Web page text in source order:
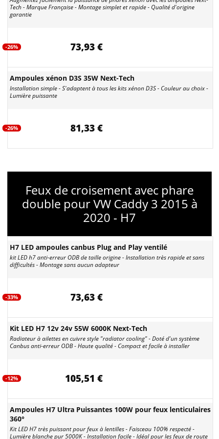
Tech - Marque Française - Montage simplet et rapide - Qualité d'origine
garantie
-26% 73,93 €
Ampoules xénon D3S 35W Next-Tech
Installation simple - S'adaptent à tous les kits xénon D3S - Couleur au choix -
Lumière puissante
-26% 81,33 €
Feux de croisement avec phare
double pour VW Caddy 3 2015 à
2020 - H7
H7 LED ampoules canbus Plug and Play ventilé
kit LED h7 anti-erreur ODB de taille origine - Installation très rapide et sans
difficultés - Montage sans aucun adapteur
-33% 73,63 €
Kit LED H7 12v 24v 55W 6000K Next-Tech
Radiateur à ailettes en cuivre style "radiator cooling" - Doté d'un système
Canbus anti-erreur ODB - Haute qualité - Compact et facile à installer
-12% 105,51 €
Ampoules H7 Ultra Puissantes 100W pour feux lenticulaires
360°
Kit LED H7 très puissant pour feux à lentilles - Faisceau 100% respecté -
Lumière blanche pur 5000K - Installation facile - Idéal pour les feux de route